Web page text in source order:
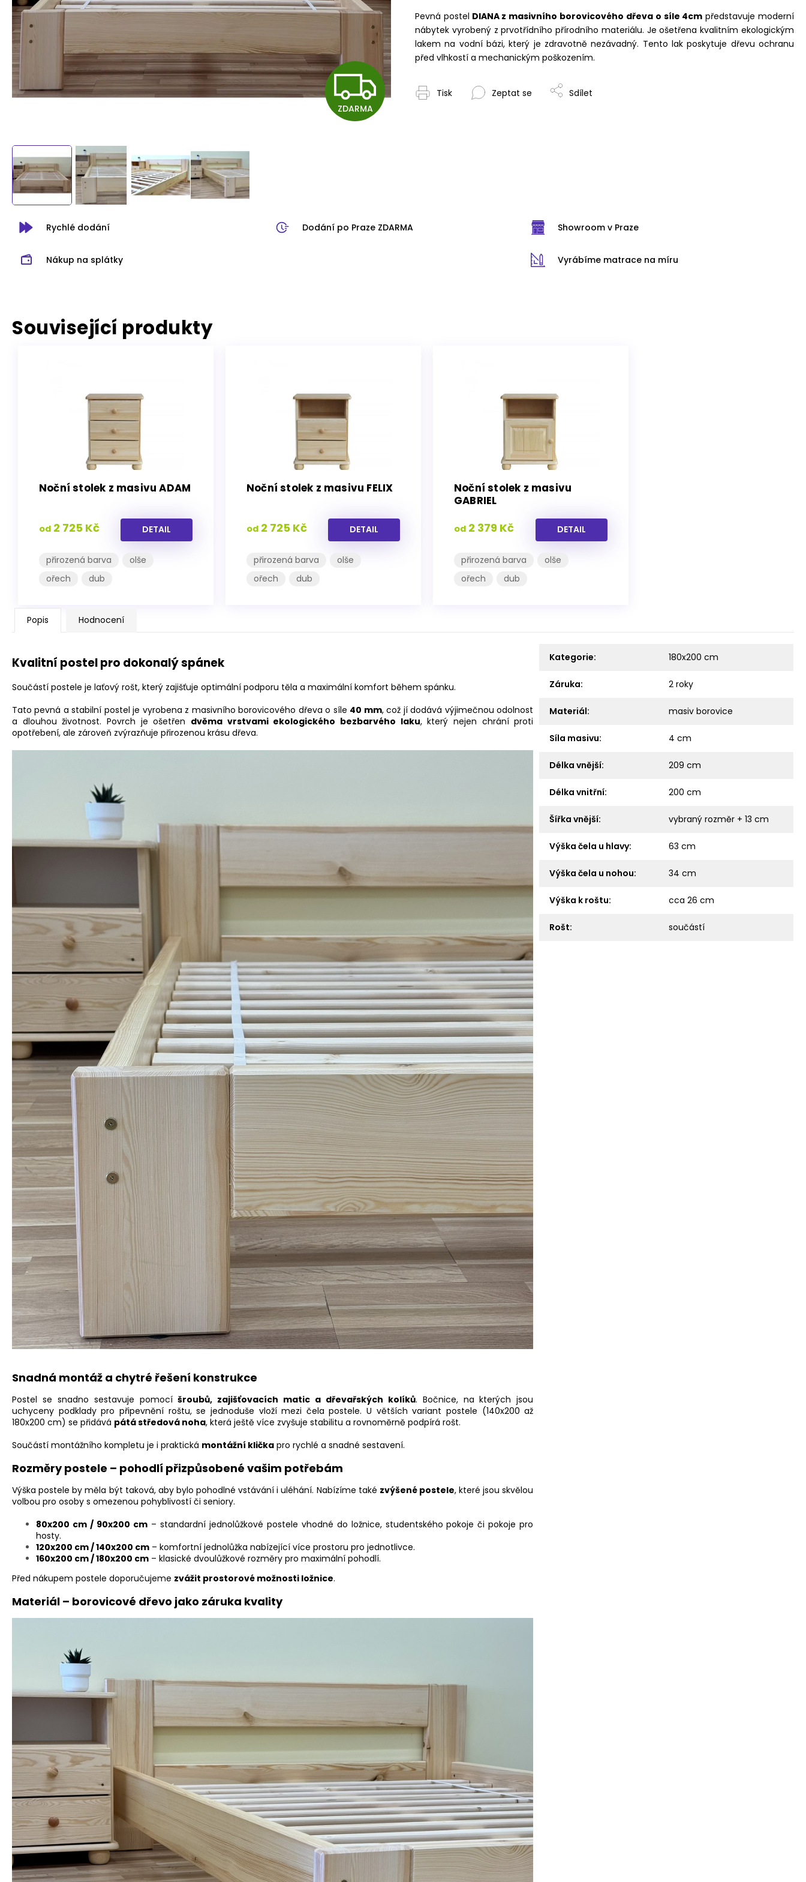
Z
D
ZDARMA
Pevná postel DIANA z masivního borovicového dřeva o síle 4cm představuje moderní
nábytek vyrobený z prvotřídního přírodního materiálu. Je ošetřena kvalitním ekologickým
lakem na vodní bázi, který je zdravotně nezávadný. Tento lak poskytuje dřevu ochranu
před vlhkostí a mechanickým poškozením.
Tisk Zeptat se Sdílet
Rychlé dodání Dodání po Praze ZDARMA Showroom v Praze
Nákup na splátky Vyrábíme matrace na míru
Související produkty
Noční stolek z masivu ADAM
od 2 725 Kč DETAIL
přirozená barva
olše
ořech
dub
Noční stolek z masivu FELIX
od 2 725 Kč DETAIL
přirozená barva
olše
ořech
dub
Noční stolek z masivu
GABRIEL
od 2 379 Kč DETAIL
přirozená barva
olše
ořech
dub
Popis Hodnocení
Kvalitní postel pro dokonalý spánek
Součástí postele je laťový rošt, který zajišťuje optimální podporu těla a maximální komfort během spánku.
Tato pevná a stabilní postel je vyrobena z masivního borovicového dřeva o síle 40 mm, což jí dodává výjimečnou odolnost
a dlouhou životnost. Povrch je ošetřen dvěma vrstvami ekologického bezbarvého laku, který nejen chrání proti
opotřebení, ale zároveň zvýrazňuje přirozenou krásu dřeva.
Snadná montáž a chytré řešení konstrukce
Postel se snadno sestavuje pomocíšroubů, zajišťovacích matic a dřevařských kolíků. Bočnice, na kterých jsou
uchyceny podklady pro připevnění roštu, se jednoduše vloží mezi čela postele. U větších variant postele (140x200 až
180x200 cm) se přidává pátá středová noha, která ještě více zvyšuje stabilitu a rovnoměrně podpírá rošt.
Součástí montážního kompletu je i praktická montážní klička pro rychlé a snadné sestavení.
Rozměry postele – pohodlí přizpůsobené vašim potřebám
Výška postele by měla být taková, aby bylo pohodlné vstávání i uléhání. Nabízíme také zvýšené postele, které jsou skvělou
volbou pro osoby s omezenou pohyblivostí či seniory.
80x200 cm / 90x200 cm– standardní jednolůžkové postele vhodné do ložnice, studentského pokoje či pokoje pro
hosty.
120x200 cm / 140x200 cm – komfortní jednolůžka nabízející více prostoru pro jednotlivce.
160x200 cm / 180x200 cm – klasické dvoulůžkové rozměry pro maximální pohodlí.
Před nákupem postele doporučujeme zvážit prostorové možnosti ložnice.
Materiál – borovicové dřevo jako záruka kvality
Kategorie: 180x200 cm
Záruka: 2 roky
Materiál: masiv borovice
Síla masivu: 4 cm
Délka vnější: 209 cm
Délka vnitřní: 200 cm
Šířka vnější: vybraný rozměr + 13 cm
Výška čela u hlavy: 63 cm
Výška čela u nohou: 34 cm
Výška k roštu: cca 26 cm
Rošt: součástí